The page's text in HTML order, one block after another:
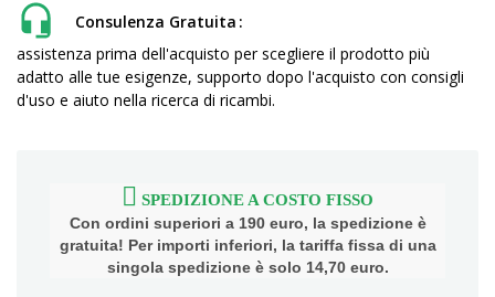
Consulenza Gratuita
assistenza prima dell'acquisto per scegliere il prodotto più
adatto alle tue esigenze, supporto dopo l'acquisto con consigli
d'uso e aiuto nella ricerca di ricambi.
SPEDIZIONE A COSTO FISSO
Con ordini superiori a 190 euro, la spedizione è
gratuita! Per importi inferiori, la tariffa fissa di una
singola spedizione è solo 14,70 euro.